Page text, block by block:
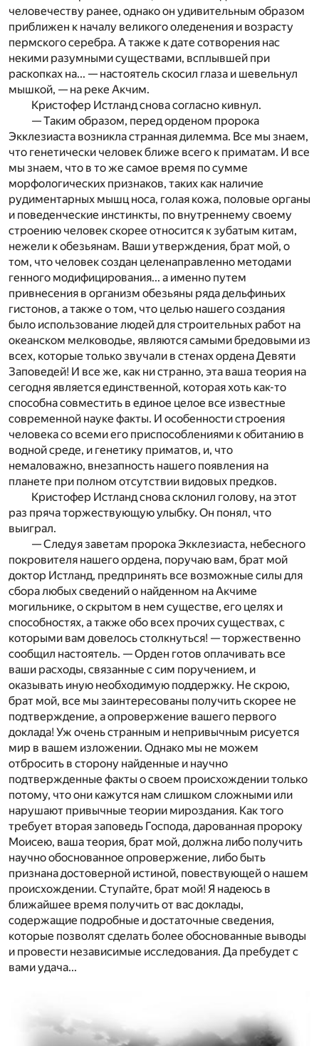
человечеству ранее, однако он удивительным образом
приближен к началу великого оледенения и возрасту
пермского серебра. А также к дате сотворения нас
некими разумными существами, всплывшей при
раскопках на... — настоятель скосил глаза и шевельнул
мышкой, — на реке Акчим.
Кристофер Истланд снова согласно кивнул.
— Таким образом, перед орденом пророка
Экклезиаста возникла странная дилемма. Все мы знаем,
что генетически человек ближе всего к приматам. И все
мы знаем, что в то же самое время по сумме
морфологических признаков, таких как наличие
рудиментарных мышц носа, голая кожа, половые органы
и поведенческие инстинкты, по внутреннему своему
строению человек скорее относится к зубатым китам,
нежели к обезьянам. Ваши утверждения, брат мой, о
том, что человек создан целенаправленно методами
генного модифицирования... а именно путем
привнесения в организм обезьяны ряда дельфиньих
гистонов, а также о том, что целью нашего создания
было использование людей для строительных работ на
океанском мелководье, являются самыми бредовыми из
всех, которые только звучали в стенах ордена Девяти
Заповедей! И все же, как ни странно, эта ваша теория на
сегодня является единственной, которая хоть как-то
способна совместить в единое целое все известные
современной науке факты. И особенности строения
человека со всеми его приспособлениями к обитанию в
водной среде, и генетику приматов, и, что
немаловажно, внезапность нашего появления на
планете при полном отсутствии видовых предков.
Кристофер Истланд снова склонил голову, на этот
раз пряча торжествующую улыбку. Он понял, что
выиграл.
— Следуя заветам пророка Экклезиаста, небесного
покровителя нашего ордена, поручаю вам, брат мой
доктор Истланд, предпринять все возможные силы для
сбора любых сведений о найденном на Акчиме
могильнике, о скрытом в нем существе, его целях и
способностях, а также обо всех прочих существах, с
которыми вам довелось столкнуться! — торжественно
сообщил настоятель. — Орден готов оплачивать все
ваши расходы, связанные с сим поручением, и
оказывать иную необходимую поддержку. Не скрою,
брат мой, все мы заинтересованы получить скорее не
подтверждение, а опровержение вашего первого
доклада! Уж очень странным и непривычным рисуется
мир в вашем изложении. Однако мы не можем
отбросить в сторону найденные и научно
подтвержденные факты о своем происхождении только
потому, что они кажутся нам слишком сложными или
нарушают привычные теории мироздания. Как того
требует вторая заповедь Господа, дарованная пророку
Моисею, ваша теория, брат мой, должна либо получить
научно обоснованное опровержение, либо быть
признана достоверной истиной, повествующей о нашем
происхождении. Ступайте, брат мой! Я надеюсь в
ближайшее время получить от вас доклады,
содержащие подробные и достаточные сведения,
которые позволят сделать более обоснованные выводы
и провести независимые исследования. Да пребудет с
вами удача...